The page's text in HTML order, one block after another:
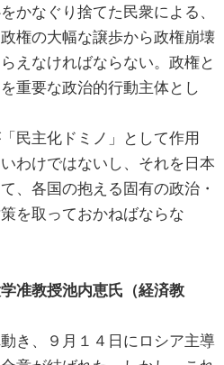
かなぐり捨てた民衆による、
権の大幅な譲歩から政権崩壊
えなければならない。政権と
重要な政治的行動主体とし
民主化ドミノ」として作用
わけではないし、それを日本
、各国の抱える固有の政治・
を取っておかねばならな
准教授池内恵氏（経済教
き、９月１４日にロシア主導